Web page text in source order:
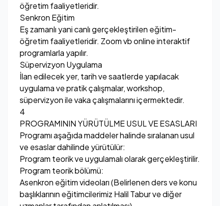
öğretim faaliyetleridir.
Senkron Eğitim
Eş zamanlı yani canlı gerçekleştirilen eğitim-
öğretim faaliyetleridir. Zoom vb online interaktif
programlarla yapılır.
Süpervizyon Uygulama
İlan edilecek yer, tarih ve saatlerde yapılacak
uygulama ve pratik çalışmalar, workshop,
süpervizyon ile vaka çalışmalarını içermektedir.
4
PROGRAMININ YÜRÜTÜLME USUL VE ESASLARI
Programı aşağıda maddeler halinde sıralanan usul
ve esaslar dahilinde yürütülür:
Program teorik ve uygulamalı olarak gerçekleştirilir.
Program teorik bölümü:
Asenkron eğitim videoları (Belirlenen ders ve konu
başlıklarının eğitimcilerimiz Halil Tabur ve diğer